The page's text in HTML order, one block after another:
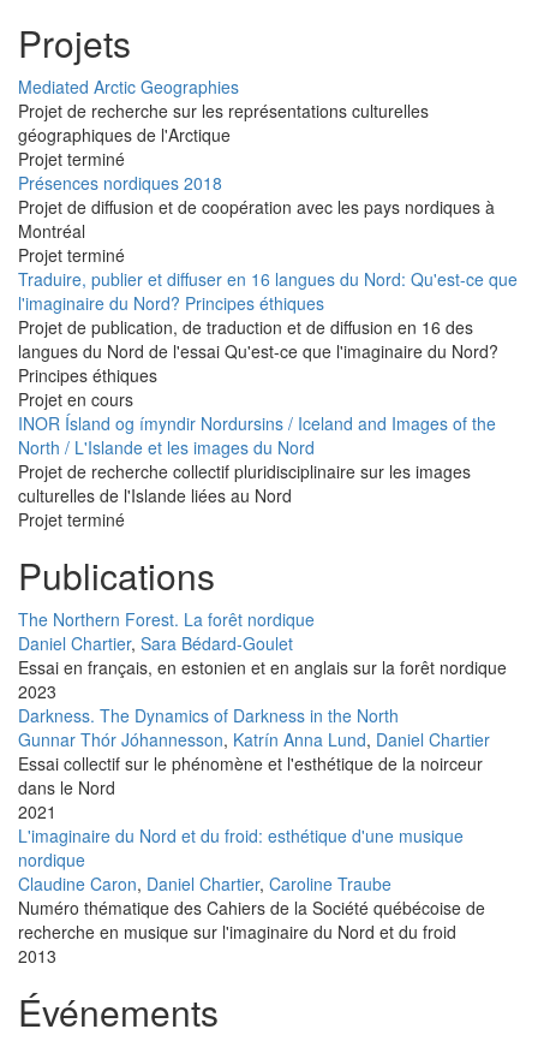
Projets
Mediated Arctic Geographies
Projet de recherche sur les représentations culturelles
géographiques de l'Arctique
Projet terminé
Présences nordiques 2018
Projet de diffusion et de coopération avec les pays nordiques à
Montréal
Projet terminé
Traduire, publier et diffuser en 16 langues du Nord: Qu'est-ce que
l'imaginaire du Nord? Principes éthiques
Projet de publication, de traduction et de diffusion en 16 des
langues du Nord de l'essai Qu'est-ce que l'imaginaire du Nord?
Principes éthiques
Projet en cours
INOR Ísland og ímyndir Nordursins / Iceland and Images of the
North / L'Islande et les images du Nord
Projet de recherche collectif pluridisciplinaire sur les images
culturelles de l'Islande liées au Nord
Projet terminé
Publications
The Northern Forest. La forêt nordique
Daniel Chartier, Sara Bédard-Goulet
Essai en français, en estonien et en anglais sur la forêt nordique
2023
Darkness. The Dynamics of Darkness in the North
Gunnar Thór Jóhannesson, Katrín Anna Lund, Daniel Chartier
Essai collectif sur le phénomène et l'esthétique de la noirceur
dans le Nord
2021
L'imaginaire du Nord et du froid: esthétique d'une musique
nordique
Claudine Caron, Daniel Chartier, Caroline Traube
Numéro thématique des Cahiers de la Société québécoise de
recherche en musique sur l'imaginaire du Nord et du froid
2013
Événements